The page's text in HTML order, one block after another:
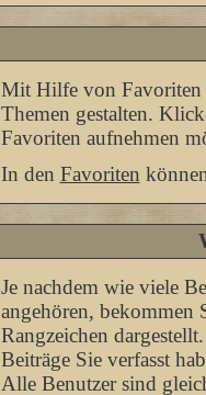
Mit Hilfe von Favoriten
Themen gestalten.
Favoriten aufnehmen
In den Favoriten
Je nachdem wie viele
angehören, bekommen
Rangzeichen
Beiträge Sie verfasst
Alle Benutzer sind